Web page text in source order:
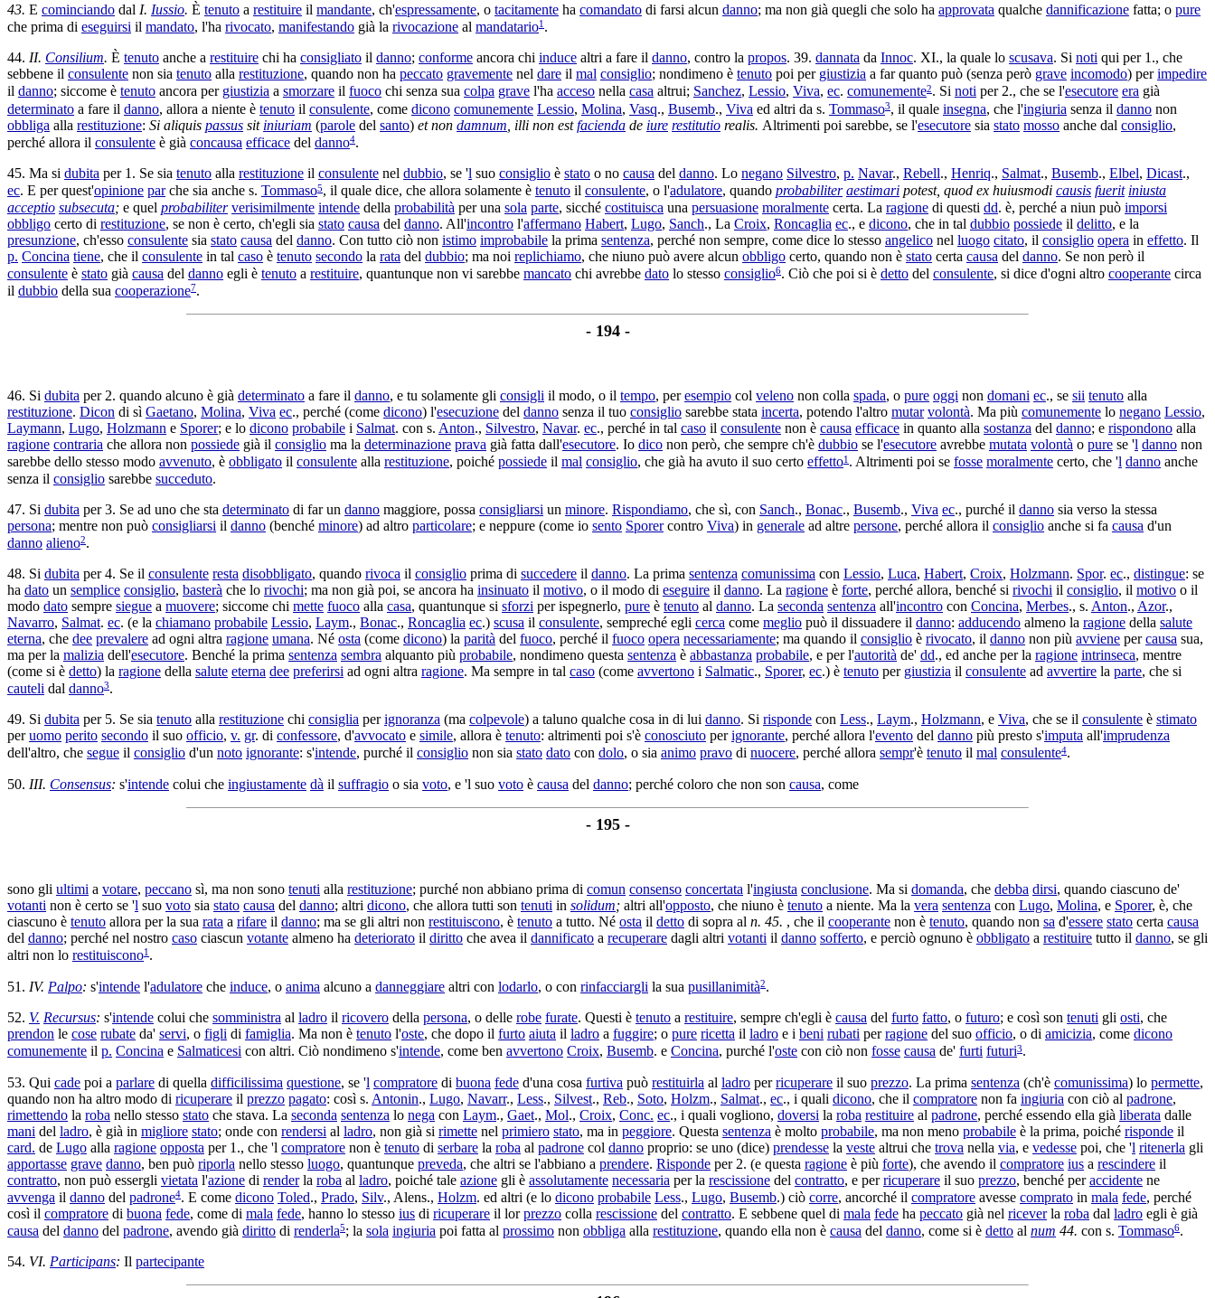
43. E cominciando dal I. Iussio. È tenuto a restituire il mandante, ch'espressamente, o tacitamente ha comandato di farsi alcun danno; ma non già quegli che solo ha approvata qualche dannificazione fatta; o pure
che prima di eseguirsi il mandato, l'ha rivocato, manifestando già la rivocazione al mandatario1 .
44. II. Consilium. È tenuto anche a restituire chi ha consigliato il danno; conforme ancora chi induce altri a fare il danno, contro la propos. 39. dannata da Innoc. XI., la quale lo scusava. Si noti qui per 1., che
sebbene il consulente non sia tenuto alla restituzione, quando non ha peccato gravemente nel dare il mal consiglio; nondimeno è tenuto poi per giustizia a far quanto può (senza però grave incomodo) perimpedire
il danno; siccome è tenuto ancora per giustizia a smorzare il fuoco chi senza sua colpa grave l'ha acceso nella casa altrui; Sanchez, Lessio, Viva, ec. comunemente2. Si noti per 2., che se l'esecutore era già
determinato a fare il danno, allora a niente è tenuto il consulente, come dicono comunemente Lessio, Molina, Vasq., Busemb., Viva ed altri da s. Tommaso3, il quale insegna, che l'ingiuria senza il danno non
obbliga alla restituzione: Si aliquis passus sit iniuriam (parole del santo) et non damnum , illi non estfacienda de iure restitutio realis. Altrimenti poi sarebbe, se l'esecutore sia stato mosso anche dal consiglio,
perché allora il consulente è già concausa efficace del danno4.
45. Ma si dubita per 1. Se sia tenuto alla restituzione il consulente nel dubbio, se 'l suo consiglio è stato o no causa del danno. Lo negano Silvestro, p. Navar., Rebell., Henriq., Salmat., Busemb., Elbel, Dicast.,
ec. E per quest'opinione parche sia anche s. Tommaso5, il quale dice, che allora solamente è tenuto il consulente, o l'adulatore, quando probabiliter aestimari potest, quod ex huiusmodi causis fuerit iniusta
acceptio subsecuta; e quel probabiliter verisimilmente intende della probabilità per una sola parte, sicché costituisca una persuasione moralmente certa. La ragione di questi dd. è, perché a niun può imporsi
obbligo certo di restituzione, se non è certo, ch'egli sia stato causa del danno. All'incontro l'affermano Habert, Lugo, Sanch., La Croix, Roncaglia ec., e dicono, che in tal dubbio possiede il delitto, e la
presunzione, ch'esso consulente sia stato causa del danno. Con tutto ciò non istimo improbabile la prima sentenza, perché non sempre, come dice lo stesso angelico nel luogo citato, il consiglio opera in effetto. Il
p. Concina tiene, che il consulente in tal caso è tenuto secondo la rata del dubbio; ma noi replichiamo, che niuno può avere alcun obbligo certo, quando non è stato certa causa del danno. Se non però il
consulente è stato già causa del danno egli è tenuto a restituire, quantunque non vi sarebbe mancato chi avrebbe dato lo stesso consiglio6. Ciò che poi si è detto del consulente, si dice d'ogni altro cooperante circa
il dubbio della sua cooperazione7.
- 194 -
46. Si dubita per 2. quando alcuno è già determinato a fare il danno, e tu solamente gli consigli il modo, o il tempo, peresempio col veleno non colla spada, o pure oggi non domani ec., se sii tenuto alla
restituzione. Dicon di sì Gaetano, Molina, Viva ec., perché (come dicono) l'esecuzione del danno senza il tuo consiglio sarebbe stata incerta, potendo l'altro mutar volontà. Ma più comunemente lo negano Lessio,
Laymann, Lugo, Holzmann e Sporer; e lo dicono probabile i Salmat. con s. Anton., Silvestro, Navar. ec., perché in tal caso il consulente non è causa efficace in quanto alla sostanza del danno; e rispondono alla
ragione contraria che allora non possiede già il consiglio ma la determinazione prava già fatta dall'esecutore. Io dico non però, che sempre ch'è dubbio se l'esecutore avrebbe mutata volontà o pure se 'l danno non
sarebbe dello stesso modo avvenuto, è obbligato il consulente alla restituzione, poiché possiede il mal consiglio, che già ha avuto il suo certo effetto1 . Altrimenti poi se fosse moralmente certo, che 'l danno anche
senza il consiglio sarebbe succeduto.
47. Si dubita per 3. Se ad uno che sta determinato di far un danno maggiore, possa consigliarsi un minore. Rispondiamo, che sì, con Sanch., Bonac., Busemb., Viva ec., purché il danno sia verso la stessa
persona; mentre non può consigliarsi il danno (benché minore) ad altro particolare; e neppure (come io sento Sporercontro Viva) in generale ad altre persone, perché allora il consiglio anche si fa causa d'un
danno alieno2.
48. Si dubita per 4. Se il consulente resta disobbligato, quando rivoca il consiglio prima di succedere il danno. La prima sentenza comunissima con Lessio, Luca, Habert, Croix, Holzmann. Spor. ec., distingue: se
ha dato un semplice consiglio, basterà che lo rivochi; ma non già poi, se ancora ha insinuato il motivo, o il modo di eseguire il danno. La ragione è forte, perché allora, benché si rivochi il consiglio, il motivo o il
modo dato sempre siegue a muovere; siccome chi mette fuoco alla casa, quantunque si sforzi perispegnerlo, pure è tenuto al danno. La seconda sentenza all'incontro con Concina, Merbes., s. Anton., Azor.,
Navarro, Salmat. ec. (e la chiamano probabile Lessio, Laym., Bonac., Roncaglia ec.) scusa il consulente, sempreché egli cerca come meglio può il dissuadere il danno: adducendo almeno la ragione della salute
eterna, che dee prevalere ad ogni altra ragione umana. Né osta (come dicono) la parità del fuoco, perché il fuoco opera necessariamente; ma quando il consiglio è rivocato, il danno non più avviene percausa sua,
ma per la malizia dell'esecutore. Benché la prima sentenza sembra alquanto più probabile, nondimeno questa sentenza è abbastanza probabile, e per l'autorità de' dd., ed anche per la ragione intrinseca, mentre
(come si è detto) la ragione della salute eterna dee preferirsi ad ogni altra ragione. Ma sempre in tal caso (come avvertono i Salmatic., Sporer, ec.) è tenuto per giustizia il consulente ad avvertire la parte, che si
cauteli dal danno3.
49. Si dubita per 5. Se sia tenuto alla restituzione chi consiglia perignoranza (ma colpevole) a taluno qualche cosa in di lui danno. Si risponde con Less., Laym., Holzmann, e Viva, che se il consulente è stimato
peruomo perito secondo il suo officio, v. gr. di confessore, d'avvocato e simile, allora è tenuto: altrimenti poi s'è conosciuto perignorante, perché allora l'evento del danno più presto s'imputa all'imprudenza
dell'altro, che segue il consiglio d'un noto ignorante: s'intende, purché il consiglio non sia stato dato con dolo, o sia animo pravo di nuocere, perché allora sempr'è tenuto il mal consulente4.
50. III. Consensus: s'intende colui che ingiustamente dà il suffragio o sia voto, e 'l suo voto è causa del danno; perché coloro che non son causa, come
- 195 -
sono gli ultimi a votare, peccano sì, ma non sono tenuti alla restituzione; purché non abbiano prima di comun consenso concertata l'ingiusta conclusione. Ma si domanda, che debba dirsi, quando ciascuno de'
votanti non è certo se 'l suo voto sia stato causa del danno; altri dicono, che allora tutti son tenuti in solidum; altri all'opposto, che niuno è tenuto a niente. Ma la vera sentenza con Lugo, Molina, e Sporer, è, che
ciascuno è tenuto allora per la sua rata a rifare il danno; ma se gli altri non restituiscono, è tenuto a tutto. Né osta il detto di sopra al n. 45. , che il cooperante non è tenuto, quando non sa d'essere stato certa causa
del danno; perché nel nostro caso ciascun votante almeno ha deteriorato il diritto che avea il dannificato a recuperare dagli altri votanti il danno sofferto, e perciò ognuno è obbligato a restituire tutto il danno, se gli
altri non lo restituiscono1 .
51. IV. Palpo: s'intende l'adulatore che induce, o anima alcuno a danneggiare altri con lodarlo, o con rinfacciargli la sua pusillanimità2.
52. V. Recursus: s'intende colui che somministra al ladro il ricovero della persona, o delle robe furate. Questi è tenuto a restituire, sempre ch'egli è causa del furto fatto, o futuro; e così son tenuti gli osti, che
prendon le cose rubate da' servi, o figli di famiglia. Ma non è tenuto l'oste, che dopo il furto aiuta il ladro a fuggire; o pure ricetta il ladro e i beni rubati perragione del suo officio, o di amicizia, come dicono
comunemente il p. Concina e Salmaticesi con altri. Ciò nondimeno s'intende, come ben avvertono Croix, Busemb. e Concina, purché l'oste con ciò non fosse causa de' furti futuri3.
53. Qui cade poi a parlare di quella difficilissima questione, se 'l compratore di buona fede d'una cosa furtiva può restituirla al ladro perricuperare il suo prezzo. La prima sentenza (ch'è comunissima) lo permette,
quando non ha altro modo di ricuperare il prezzo pagato: così s. Antonin., Lugo, Navarr., Less., Silvest., Reb., Soto, Holzm., Salmat., ec., i quali dicono, che il compratore non fa ingiuria con ciò al padrone,
rimettendo la roba nello stesso stato che stava. La seconda sentenza lo nega con Laym., Gaet., Mol., Croix, Conc. ec., i quali vogliono, doversi la roba restituire al padrone, perché essendo ella già liberata dalle
mani del ladro, è già in migliore stato; onde con rendersi al ladro, non già si rimette nel primiero stato, ma in peggiore. Questa sentenza è molto probabile, ma non meno probabile è la prima, poiché risponde il
card. de Lugo alla ragione opposta per 1., che 'l compratore non è tenuto di serbare la roba al padrone col danno proprio: se uno (dice) prendesse la veste altrui che trova nella via, e vedesse poi, che 'l ritenerla gli
apportasse grave danno, ben può riporla nello stesso luogo, quantunque preveda, che altri se l'abbiano a prendere. Risponde per 2. (e questa ragione è più forte), che avendo il compratore ius a rescindere il
contratto, non può essergli vietata l'azione di renderla roba al ladro, poiché tale azione gli è assolutamente necessaria per la rescissione del contratto, e perricuperare il suo prezzo, benché peraccidente ne
avvenga il danno del padrone4. E come dicono Toled., Prado, Silv., Alens., Holzm. ed altri (e lo dicono probabile Less., Lugo, Busemb.) ciò corre, ancorché il compratore avesse comprato in mala fede, perché
così il compratore di buona fede, come di mala fede, hanno lo stesso ius di ricuperare il lorprezzo colla rescissione del contratto. E sebbene quel di mala fede ha peccato già nel riceverla roba dal ladro egli è già
causa del danno del padrone, avendo già diritto di renderla5; la sola ingiuria poi fatta al prossimo non obbliga alla restituzione, quando ella non è causa del danno, come si è detto al num 44. con s. Tommaso6.
54. VI. Participans: Il partecipante